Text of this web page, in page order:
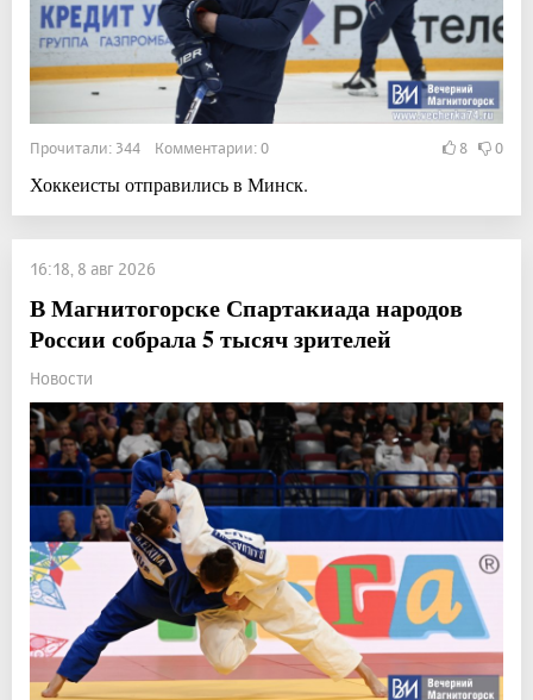
Прочитали: 344 Комментарии: 0 8 0
Хоккеисты отправились в Минск.
16:18, 8 авг 2026
В Магнитогорске Спартакиада народов
России собрала 5 тысяч зрителей
Новости